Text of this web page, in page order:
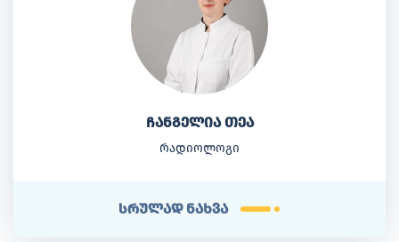
ჩანგელია თეა
რადიოლოგი
სრულად ნახვა